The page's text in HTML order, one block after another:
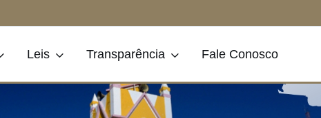
Leis Transparência Fale Conosco